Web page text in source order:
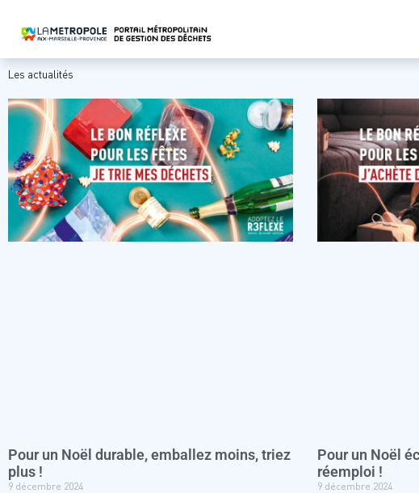
Les actualités
Pour un Noël durable, emballez moins, triez
plus !
9 décembre 2024
Pour un Noël
réemploi !
9 décembre 2024